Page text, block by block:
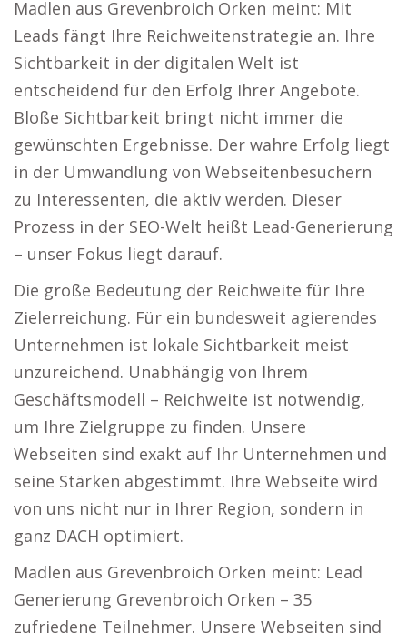
Madlen aus Grevenbroich Orken meint: Mit
Leads fängt Ihre Reichweitenstrategie an. Ihre
Sichtbarkeit in der digitalen Welt ist
entscheidend für den Erfolg Ihrer Angebote.
Bloße Sichtbarkeit bringt nicht immer die
gewünschten Ergebnisse. Der wahre Erfolg liegt
in der Umwandlung von Webseitenbesuchern
zu Interessenten, die aktiv werden. Dieser
Prozess in der SEO-Welt heißt Lead-Generierung
– unser Fokus liegt darauf.
Die große Bedeutung der Reichweite für Ihre
Zielerreichung. Für ein bundesweit agierendes
Unternehmen ist lokale Sichtbarkeit meist
unzureichend. Unabhängig von Ihrem
Geschäftsmodell – Reichweite ist notwendig,
um Ihre Zielgruppe zu finden. Unsere
Webseiten sind exakt auf Ihr Unternehmen und
seine Stärken abgestimmt. Ihre Webseite wird
von uns nicht nur in Ihrer Region, sondern in
ganz DACH optimiert.
Madlen aus Grevenbroich Orken meint: Lead
Generierung Grevenbroich Orken – 35
zufriedene Teilnehmer. Unsere Webseiten sind